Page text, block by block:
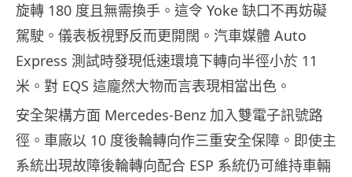
旋轉 180 度且無需換手。這令 Yoke 缺口不再妨礙
駕駛。儀表板視野反而更開闊。汽車媒體 Auto
Express 測試時發現低速環境下轉向半徑小於 11
米。對 EQS 這龐然大物而言表現相當出色。
安全架構方面 Mercedes-Benz 加入雙電子訊號路
徑。車廠以 10 度後輪轉向作三重安全保障。即使主
系統出現故障後輪轉向配合 ESP 系統仍可維持車輛